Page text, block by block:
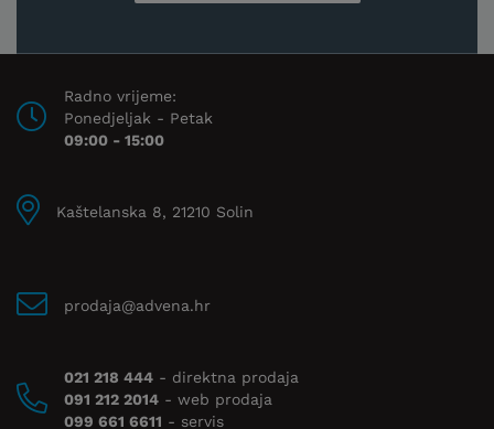
Radno vrijeme:
Ponedjeljak - Petak
09:00 - 15:00
Kaštelanska 8, 21210 Solin
prodaja@advena.hr
021 218 444 - direktna prodaja
091 212 2014 - web prodaja
099 661 6611 - servis